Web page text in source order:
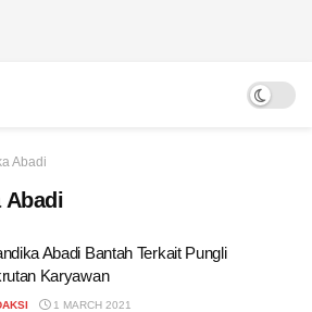
Abadi
Abadi
Abadi Bantah Terkait Pungli
Karyawan
1 MARCH 2021